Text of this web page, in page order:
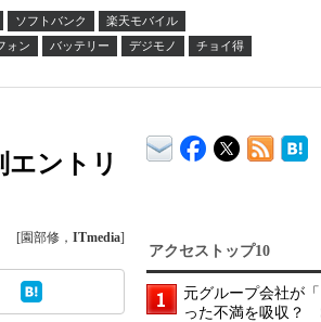
ソフトバンク
楽天モバイル
ォン バッテリー デジモノ
チョイ得
ントリ
[園部修， ITmedia]
アクセストップ10
元グループ会社が
った不満を吸収？